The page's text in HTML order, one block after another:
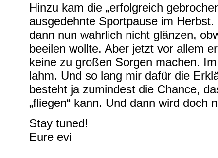
Hinzu kam die „erfolgreich
ausgedehnte Sportpause im
dann nun wahrlich nicht glänzen,
beeilen wollte. Aber jetzt vor allem
keine zu großen Sorgen machen.
lahm. Und so lang mir dafür die
besteht ja zumindest die Chance,
„fliegen“ kann. Und dann wird doch
Stay tuned!
Eure evi